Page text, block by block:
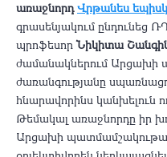
առաջնորդՎրթանես
գրասենյակում
պրոֆեսորՆիկիտա
ժամանակներում Արցախի
ժառանգությանը
հնարավորինս կանխելուն
Թեմակալ առաջնորդը իր
Արցախի